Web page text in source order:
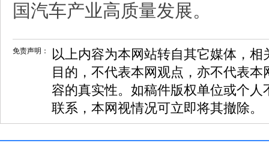
国汽车产业高质量发展。
免责声明：
以上内容为本网站转自其它媒体，
目的，不代表本网观点，亦不代表
容的真实性。如稿件版权单位或个
联系，本网视情况可立即将其撤除。